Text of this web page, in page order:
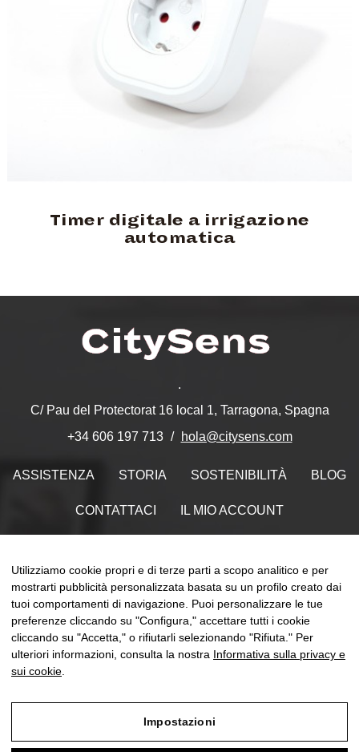
Timer digitale a irrigazione
automatica
.
C/ Pau del Protectorat 16 local 1, Tarragona, Spagna
+34 606 197 713
hola@citysens.com
ASSISTENZA STORIA SOSTENIBILITÀ BLOG
CONTATTACI IL MIO ACCOUNT
Toggle
☰
IT 0
Utilizziamo cookie propri e di terze parti a scopo analitico e per
mostrarti pubblicità personalizzata basata su un profilo creato dai
tuoi comportamenti di navigazione. Puoi personalizzare le tue
preferenze cliccando su "Configura," accettare tutti i cookie
cliccando su "Accetta," o rifiutarli selezionando "Rifiuta." Per
ulteriori informazioni, consulta la nostra Informativa sulla privacy e
sui cookie
Impostazioni